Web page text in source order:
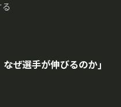
ぜ選手が伸びるのか｣